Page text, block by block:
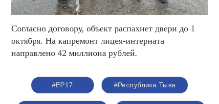
Согласно договору, объект распахнет двери до 1
октября. На капремонт лицея-интерната
направлено 42 миллиона рублей.
#ЕР17 #Республика Тыва